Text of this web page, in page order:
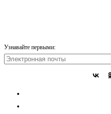
Узнавайте первыми: